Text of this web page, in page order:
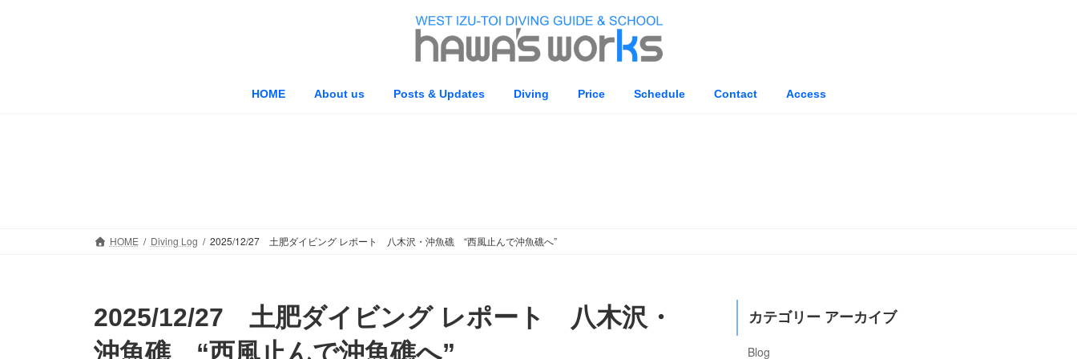
HOME About us Posts & Updates Diving Price Schedule Contact Access
HOME Diving Log 2025/12/27 土肥ダイビング レポート 八木沢・沖魚礁 “西風止んで沖魚礁へ”
2025/12/27 土肥ダイビング レポート 八木沢・
沖魚礁 “西風止んで沖魚礁へ”
カテゴリー アーカイブ
Blog